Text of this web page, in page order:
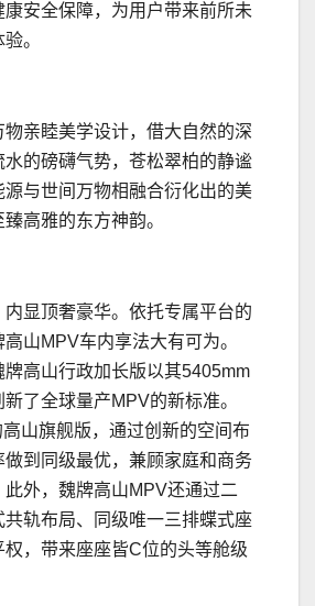
康安全保障，为用户带来前所未
。
亲睦美学设计，借大自然的深
的磅礴气势，苍松翠柏的静谧
源与世间万物相融合衍化出的美
高雅的东方神韵。
显顶奢豪华。依托专属平台的
山MPV车内享法大有可为。
牌高山行政加长版以其5405mm
了全球量产MPV的新标准。
山旗舰版，通过创新的空间布
做到同级最优，兼顾家庭和商务
此外，魏牌高山MPV还通过二
共轨布局、同级唯一三排蝶式座
，带来座座皆C位的头等舱级